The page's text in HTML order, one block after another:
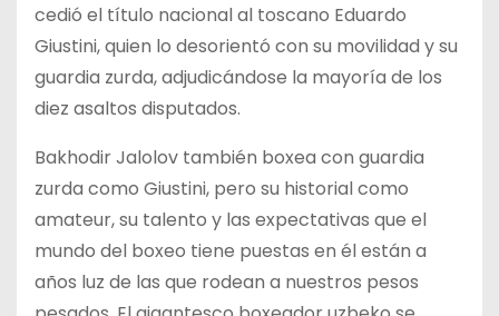
cedió el título nacional al toscano Eduardo
Giustini, quien lo desorientó con su movilidad y su
guardia zurda, adjudicándose la mayoría de los
diez asaltos disputados.
Bakhodir Jalolov también boxea con guardia
zurda como Giustini, pero su historial como
amateur, su talento y las expectativas que el
mundo del boxeo tiene puestas en él están a
años luz de las que rodean a nuestros pesos